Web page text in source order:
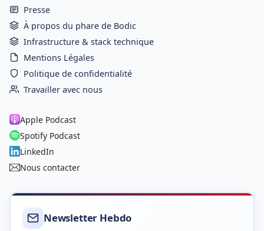
Presse
À propos du phare de Bodic
Infrastructure & stack technique
Mentions Légales
Politique de confidentialité
Travailler avec nous
Apple Podcast
Spotify Podcast
LinkedIn
Nous contacter
Newsletter Hebdo